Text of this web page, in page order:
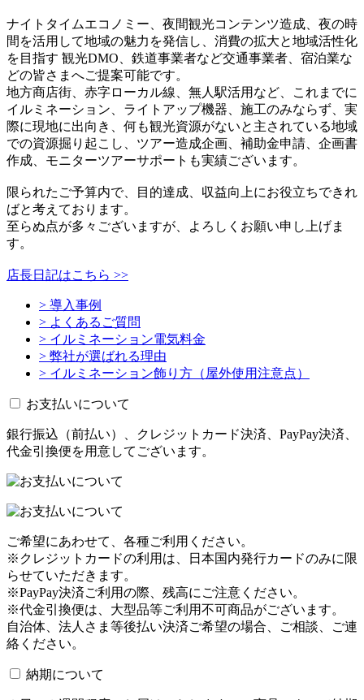
ナイトタイムエコノミー、夜間観光コンテンツ造成、夜の時
間を活用して地域の魅力を発信し、消費の拡大と地域活性化
を目指す 観光DMO、鉄道事業者など交通事業者、宿泊業な
どの皆さまへご提案可能です。
地方商店街、赤字ローカル線、無人駅活用など、これまでに
イルミネーション、ライトアップ機器、施工のみならず、実
際に現地に出向き、何も観光資源がないと主されている地域
での資源掘り起こし、ツアー造成企画、補助金申請、企画書
作成、モニターツアーサポートも実績ございます。
限られたご予算内で、目的達成、収益向上にお役立ちできれ
ばと考えております。
至らぬ点が多々ございますが、よろしくお願い申し上げま
す。
店長日記はこちら >>
> 導入事例
> よくあるご質問
> イルミネーション電気料金
> 弊社が選ばれる理由
> イルミネーション飾り方（屋外使用注意点）
お支払いについて
銀行振込（前払い）、クレジットカード決済、PayPay決済、
代金引換便を用意してございます。
ご希望にあわせて、各種ご利用ください。
※クレジットカードの利用は、日本国内発行カードのみに限
らせていただきます。
※PayPay決済ご利用の際、残高にご注意ください。
※代金引換便は、大型品等ご利用不可商品がございます。
自治体、法人さま等後払い決済ご希望の場合、ご相談、ご連
絡ください。
納期について